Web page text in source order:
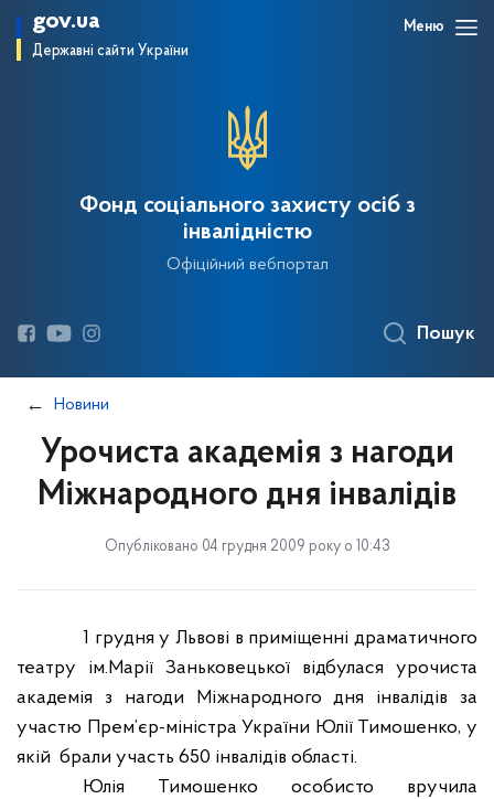
gov.ua
Державні сайти України
Меню
Фонд соціального захисту осіб з
інвалідністю
Офіційний вебпортал
Пошук
Новини
Урочиста академія з нагоди
Міжнародного дня інвалідів
Опубліковано 04 грудня 2009 року о 10:43
1 грудня у Львові в приміщенні драматичного
театру ім.Марії Заньковецької відбулася урочиста
академія з нагоди Міжнародного дня інвалідів за
участю Прем’єр-міністра України Юлії Тимошенко, у
якій брали участь 650 інвалідів області.
Юлія Тимошенко особисто вручила